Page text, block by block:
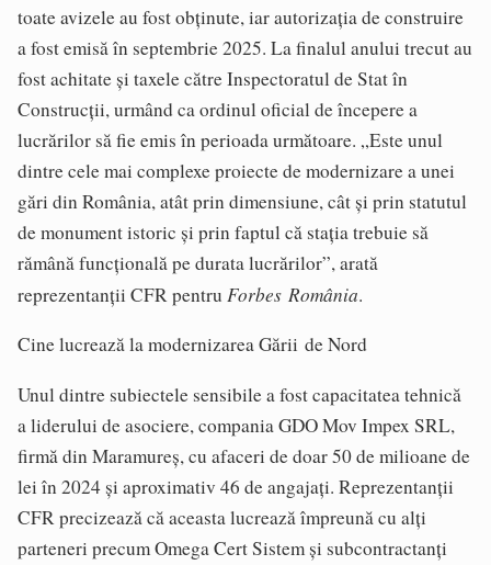
toate avizele au fost obținute, iar autorizația de construire
a fost emisă în septembrie 2025. La finalul anului trecut au
fost achitate și taxele către Inspectoratul de Stat în
Construcții, urmând ca ordinul oficial de începere a
lucrărilor să fie emis în perioada următoare. „Este unul
dintre cele mai complexe proiecte de modernizare a unei
gări din România, atât prin dimensiune, cât și prin statutul
de monument istoric și prin faptul că stația trebuie să
rămână funcțională pe durata lucrărilor”, arată
reprezentanții CFR pentru Forbes România.
Cine lucrează la modernizarea Gării de Nord
Unul dintre subiectele sensibile a fost capacitatea tehnică
a liderului de asociere, compania GDO Mov Impex SRL,
firmă din Maramureș, cu afaceri de doar 50 de milioane de
lei în 2024 și aproximativ 46 de angajați. Reprezentanții
CFR precizează că aceasta lucrează împreună cu alți
parteneri precum Omega Cert Sistem și subcontractanți